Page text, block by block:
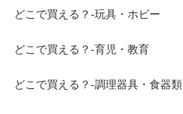
どこで買える？-玩具・ホビー
どこで買える？-育児・教育
どこで買える？-調理器具・食器類